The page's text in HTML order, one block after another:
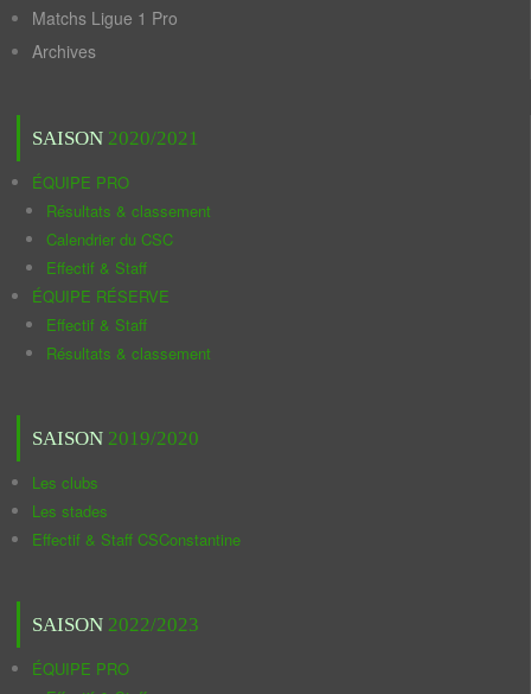
Matchs Ligue 1 Pro
Archives
SAISON 2020/2021
ÉQUIPE PRO
Résultats & classement
Calendrier du CSC
Effectif & Staff
ÉQUIPE RÉSERVE
Effectif & Staff
Résultats & classement
SAISON 2019/2020
Les clubs
Les stades
Effectif & Staff CSConstantine
SAISON 2022/2023
ÉQUIPE PRO